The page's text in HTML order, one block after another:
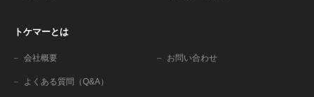
トケマーとは
会社概要 お問い合わせ
よくある質問（Q&A）